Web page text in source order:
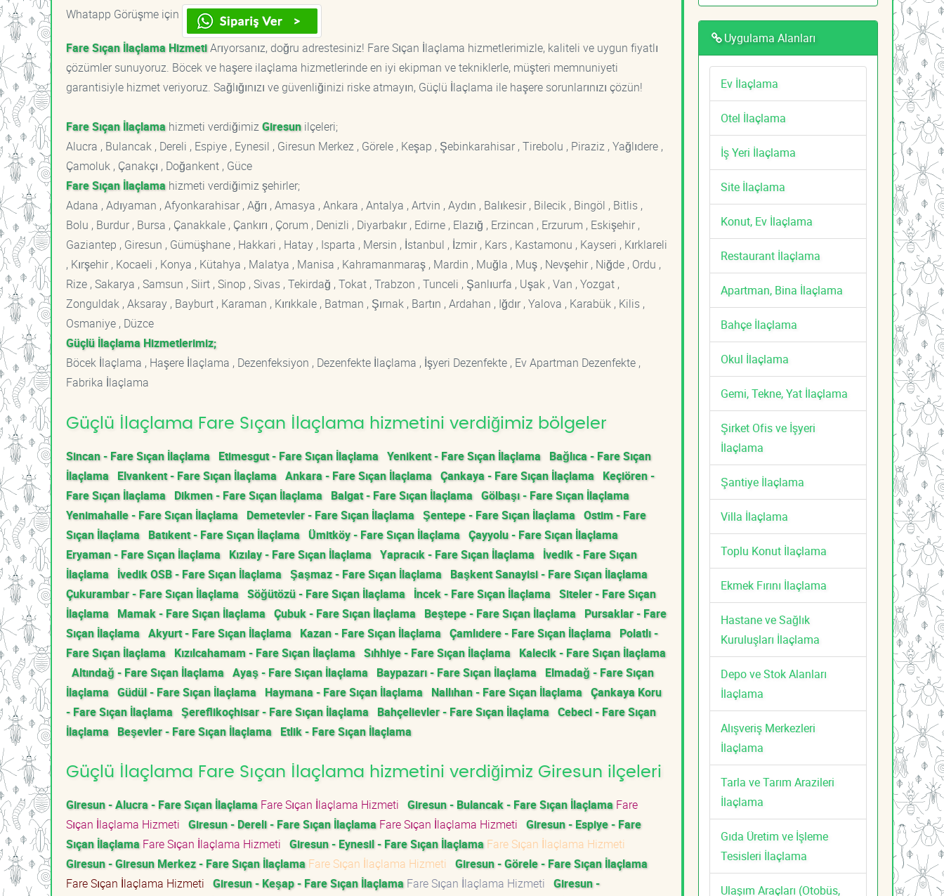
Whatapp Görüşme için
Fare Sıçan İlaçlama HizmetiArıyorsanız, doğru adrestesiniz! Fare Sıçan İlaçlama hizmetlerimizle, kaliteli ve uygun fiyatlı
çözümler sunuyoruz. Böcek ve haşere ilaçlama hizmetlerinde en iyi ekipman ve tekniklerle, müşteri memnuniyeti
garantisiyle hizmet veriyoruz. Sağlığınızı ve güvenliğinizi riske atmayın, Güçlü İlaçlama ile haşere sorunlarınızı çözün!
Fare Sıçan İlaçlama hizmeti verdiğimizGiresunilçeleri;
Alucra , Bulancak , Dereli , Espiye , Eynesil , Giresun Merkez , Görele , Keşap , Şebinkarahisar , Tirebolu , Piraziz , Yağlıdere ,
Çamoluk , Çanakçı , Doğankent , Güce
Fare Sıçan İlaçlama hizmeti verdiğimiz şehirler;
Adana , Adıyaman , Afyonkarahisar , Ağrı , Amasya , Ankara , Antalya , Artvin , Aydın , Balıkesir , Bilecik , Bingöl , Bitlis ,
Bolu , Burdur , Bursa , Çanakkale , Çankırı , Çorum , Denizli , Diyarbakır , Edirne , Elazığ , Erzincan , Erzurum , Eskişehir ,
Gaziantep , Giresun , Gümüşhane , Hakkari , Hatay , Isparta , Mersin , İstanbul , İzmir , Kars , Kastamonu , Kayseri , Kırklareli
, Kırşehir , Kocaeli , Konya , Kütahya , Malatya , Manisa , Kahramanmaraş , Mardin , Muğla , Muş , Nevşehir , Niğde , Ordu ,
Rize , Sakarya , Samsun , Siirt , Sinop , Sivas , Tekirdağ , Tokat , Trabzon , Tunceli , Şanlıurfa , Uşak , Van , Yozgat ,
Zonguldak , Aksaray , Bayburt , Karaman , Kırıkkale , Batman , Şırnak , Bartın , Ardahan , Iğdır , Yalova , Karabük , Kilis ,
Osmaniye , Düzce
Güçlü İlaçlama Hizmetlerimiz;
Böcek İlaçlama , Haşere İlaçlama , Dezenfeksiyon , Dezenfekte İlaçlama , İşyeri Dezenfekte , Ev Apartman Dezenfekte ,
Fabrika İlaçlama
Güçlü İlaçlama Fare Sıçan İlaçlama hizmetini verdiğimiz bölgeler
Sincan - Fare Sıçan İlaçlama Etimesgut - Fare Sıçan İlaçlama Yenikent - Fare Sıçan İlaçlama Bağlıca - Fare Sıçan
İlaçlama Elvankent - Fare Sıçan İlaçlama Ankara - Fare Sıçan İlaçlama Çankaya - Fare Sıçan İlaçlama Keçiören -
Fare Sıçan İlaçlama Dikmen - Fare Sıçan İlaçlama Balgat - Fare Sıçan İlaçlama Gölbaşı - Fare Sıçan İlaçlama
Yenimahalle - Fare Sıçan İlaçlama Demetevler - Fare Sıçan İlaçlama Şentepe - Fare Sıçan İlaçlama Ostim - Fare
Sıçan İlaçlama Batıkent - Fare Sıçan İlaçlama Ümitköy - Fare Sıçan İlaçlama Çayyolu - Fare Sıçan İlaçlama
Eryaman - Fare Sıçan İlaçlama Kızılay - Fare Sıçan İlaçlama Yapracık - Fare Sıçan İlaçlama İvedik - Fare Sıçan
İlaçlama İvedik OSB - Fare Sıçan İlaçlama Şaşmaz - Fare Sıçan İlaçlama Başkent Sanayisi - Fare Sıçan İlaçlama
Çukurambar - Fare Sıçan İlaçlama Söğütözü - Fare Sıçan İlaçlama İncek - Fare Sıçan İlaçlama Siteler - Fare Sıçan
İlaçlama Mamak - Fare Sıçan İlaçlama Çubuk - Fare Sıçan İlaçlama Beştepe - Fare Sıçan İlaçlama Pursaklar - Fare
Sıçan İlaçlama Akyurt - Fare Sıçan İlaçlama Kazan - Fare Sıçan İlaçlama Çamlıdere - Fare Sıçan İlaçlama Polatlı -
Fare Sıçan İlaçlama Kızılcahamam - Fare Sıçan İlaçlama Sıhhiye - Fare Sıçan İlaçlama Kalecik - Fare Sıçan İlaçlama
Altındağ - Fare Sıçan İlaçlama Ayaş - Fare Sıçan İlaçlama Baypazarı - Fare Sıçan İlaçlama Elmadağ - Fare Sıçan
İlaçlama Güdül - Fare Sıçan İlaçlama Haymana - Fare Sıçan İlaçlama Nallıhan - Fare Sıçan İlaçlama Çankaya Koru
- Fare Sıçan İlaçlama Şereflikoçhisar - Fare Sıçan İlaçlama Bahçelievler - Fare Sıçan İlaçlama Cebeci - Fare Sıçan
İlaçlama Beşevler - Fare Sıçan İlaçlama Etlik - Fare Sıçan İlaçlama
Güçlü İlaçlama Fare Sıçan İlaçlama hizmetini verdiğimiz Giresun ilçeleri
Giresun - Alucra - Fare Sıçan İlaçlama Fare Sıçan İlaçlama Hizmeti Giresun - Bulancak - Fare Sıçan İlaçlama Fare
Sıçan İlaçlama Hizmeti Giresun - Dereli - Fare Sıçan İlaçlama Fare Sıçan İlaçlama Hizmeti Giresun - Espiye - Fare
Sıçan İlaçlama Fare Sıçan İlaçlama Hizmeti Giresun - Eynesil - Fare Sıçan İlaçlama Fare Sıçan İlaçlama Hizmeti
Giresun - Giresun Merkez - Fare Sıçan İlaçlama Fare Sıçan İlaçlama Hizmeti Giresun - Görele - Fare Sıçan İlaçlama
Fare Sıçan İlaçlama Hizmeti Giresun - Keşap - Fare Sıçan İlaçlama Fare Sıçan İlaçlama Hizmeti Giresun -
Uygulama Alanları
Ev İlaçlama
Otel İlaçlama
İş Yeri İlaçlama
Site İlaçlama
Konut, Ev İlaçlama
Restaurant İlaçlama
Apartman, Bina İlaçlama
Bahçe İlaçlama
Okul İlaçlama
Gemi, Tekne, Yat İlaçlama
Şirket Ofis ve İşyeri
İlaçlama
Şantiye İlaçlama
Villa İlaçlama
Toplu Konut İlaçlama
Ekmek Fırını İlaçlama
Hastane ve Sağlık
Kuruluşları İlaçlama
Depo ve Stok Alanları
İlaçlama
Alışveriş Merkezleri
İlaçlama
Tarla ve Tarım Arazileri
İlaçlama
Gıda Üretim ve İşleme
Tesisleri İlaçlama
Ulaşım Araçları (Otobüs,